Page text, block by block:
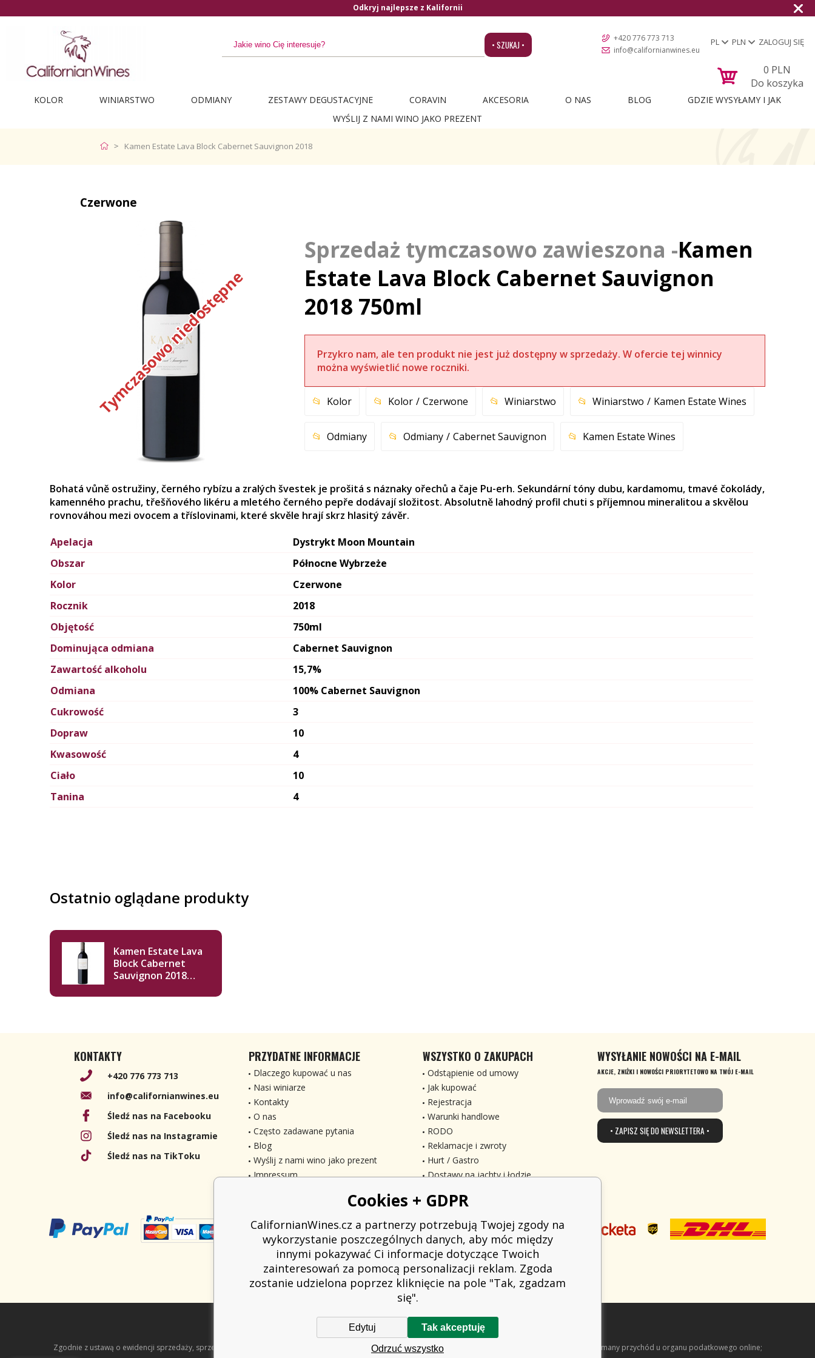
Odkryj najlepsze z Kalifornii
• SZUKAJ •
+420 776 773 713
info@californianwines.eu
PL PLN ZALOGUJ SIĘ
0 PLN
Do koszyka
KOLOR WINIARSTWO ODMIANY ZESTAWY DEGUSTACYJNE CORAVIN AKCESORIA O NAS BLOG
GDZIE WYSYŁAMY I JAK
WYŚLIJ Z NAMI WINO JAKO PREZENT
Kamen Estate Lava Block Cabernet Sauvignon 2018
Czerwone
Tymczasowo niedostępne
Kamen
Estate Lava Block Cabernet Sauvignon
2018 750ml
Przykro nam, ale ten produkt nie jest już dostępny w sprzedaży. W ofercie tej winnicy
można wyświetlić nowe roczniki.
Kolor Kolor Czerwone Winiarstwo Winiarstwo Kamen Estate Wines
Odmiany Odmiany Cabernet Sauvignon Kamen Estate Wines
Apelacja
Dystrykt Moon Mountain
Obszar
Północne Wybrzeże
Kolor
Czerwone
Rocznik
2018
Objętość
750ml
Dominująca odmiana
Cabernet Sauvignon
Zawartość alkoholu
15,7%
Odmiana
100% Cabernet Sauvignon
Cukrowość
3
Dopraw
10
Kwasowość
4
Ciało
10
Tanina
4
Bohatá vůně ostružiny, černého rybízu a zralých švestek je prošitá s náznaky ořechů a čaje Pu-erh. Sekundární tóny dubu, kardamomu, tmavé čokolády,
kamenného prachu, třešňového likéru a mletého černého pepře dodávají složitost. Absolutně lahodný profil chuti s příjemnou mineralitou a skvělou
rovnováhou mezi ovocem a tříslovinami, které skvěle hrají skrz hlasitý závěr.
Ostatnio oglądane produkty
Kamen Estate Lava
Block Cabernet
Sauvignon 2018
KONTAKTY
+420 776 773 713
info@californianwines.eu
Śledź nas na Facebooku
Śledź nas na Instagramie
Śledź nas na TikToku
PRZYDATNE INFORMACJE
Dlaczego kupować u nas
Nasi winiarze
Kontakty
O nas
Często zadawane pytania
Blog
Wyślij z nami wino jako prezent
Impressum
WSZYSTKO O ZAKUPACH
Odstąpienie od umowy
Jak kupować
Rejestracja
Warunki handlowe
RODO
Reklamacje i zwroty
Hurt / Gastro
Dostawy na jachty i łodzie
WYSYŁANIE NOWOŚCI NA E-MAIL
AKCJE, ZNIŻKI I NOWOŚCI PRIORYTETOWO NA TWÓJ E-MAIL
• ZAPISZ SIĘ DO NEWSLETTERA •
Zgodnie z ustawą o ewidencji sprzedaży, sprzedawca jest zobowiązany do wystawienia nabywcy paragonu. Jednocześnie jest zobowiązany zarejestrować otrzymany przychód u organu podatkowego online;
Cookies + GDPR
CalifornianWines.cz a partnerzy potrzebują Twojej zgody na
wykorzystanie poszczególnych danych, aby móc między
innymi pokazywać Ci informacje dotyczące Twoich
zainteresowań za pomocą personalizacji reklam. Zgoda
zostanie udzielona poprzez kliknięcie na pole "Tak, zgadzam
się".
Odrzuć wszystko
Tak akceptuję
Edytuj